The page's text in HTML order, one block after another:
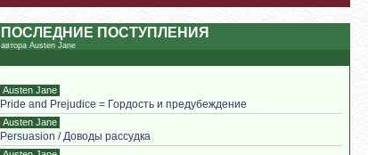
ПОСЛЕДНИЕ ПОСТУПЛЕНИЯ
автора Austen Jane
Austen Jane
Pride and Prejudice = Гордость и предубеждение
Austen Jane
Persuasion / Доводы рассудка